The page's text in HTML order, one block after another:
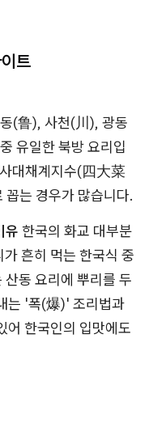
트
(鲁), 사천(川), 광동
유일한 북방 요리입
사대채계지수(四大菜
는 경우가 많습니다.
유 한국의 화교 대부분
흔히 먹는 한국식 중
동 요리에 뿌리를 두
는 '폭(爆)' 조리법과
어 한국인의 입맛에도